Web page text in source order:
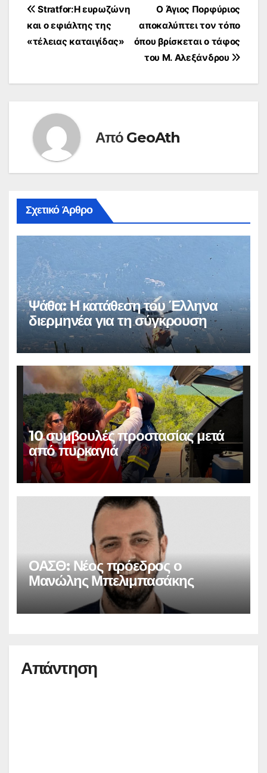
Πλοήγηση
άρθρων
Ο Άγιος Πορφύριος
αποκαλύπτει τον τόπο
όπου βρίσκεται ο τάφος
του Μ. Αλεξάνδρου
Stratfor:Η ευρωζώνη
και ο εφιάλτης της
«τέλειας καταιγίδας»
Από GeoAth
Σχετικό Άρθρο
Ψάθα: Η κατάθεση του Έλληνα
διερμηνέα για τη σύγκρουση
10 συμβουλές προστασίας μετά
από πυρκαγιά
ΟΑΣΘ: Νέος πρόεδρος ο
Μανώλης Μπελιμπασάκης
Απάντηση